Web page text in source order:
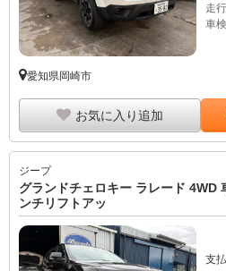
走行
車検
愛知県岡崎市
お気に入り追加
ジープ
グランドチェロキー ラレード 4WD
ンチリフトアッ
支